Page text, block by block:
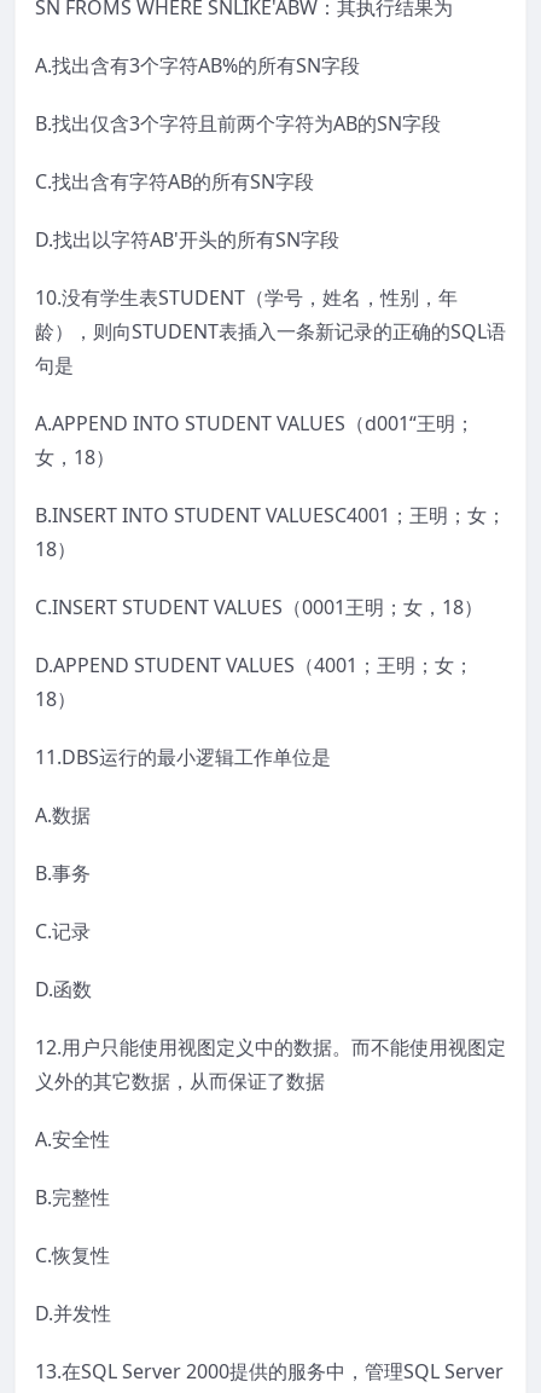
SN FROMS WHERE SNLIKE'ABW：其执行结果为
A.找出含有3个字符AB%的所有SN字段
B.找出仅含3个字符且前两个字符为AB的SN字段
C.找出含有字符AB的所有SN字段
D.找出以字符AB'开头的所有SN字段
10.没有学生表STUDENT（学号，姓名，性别，年
龄），则向STUDENT表插入一条新记录的正确的SQL语
句是
A.APPEND INTO STUDENT VALUES（d001“王明；
女，18）
B.INSERT INTO STUDENT VALUESC4001；王明；女；
18）
C.INSERT STUDENT VALUES（0001王明；女，18）
D.APPEND STUDENT VALUES（4001；王明；女；
18）
11.DBS运行的最小逻辑工作单位是
A.数据
B.事务
C.记录
D.函数
12.用户只能使用视图定义中的数据。而不能使用视图定
义外的其它数据，从而保证了数据
A.安全性
B.完整性
C.恢复性
D.并发性
13.在SQL Server 2000提供的服务中，管理SQL Server